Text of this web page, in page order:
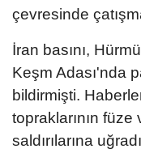
çevresinde
İran basını,
Keşm Adası'nda
bildirmişti.
topraklarının füze
saldırılarına